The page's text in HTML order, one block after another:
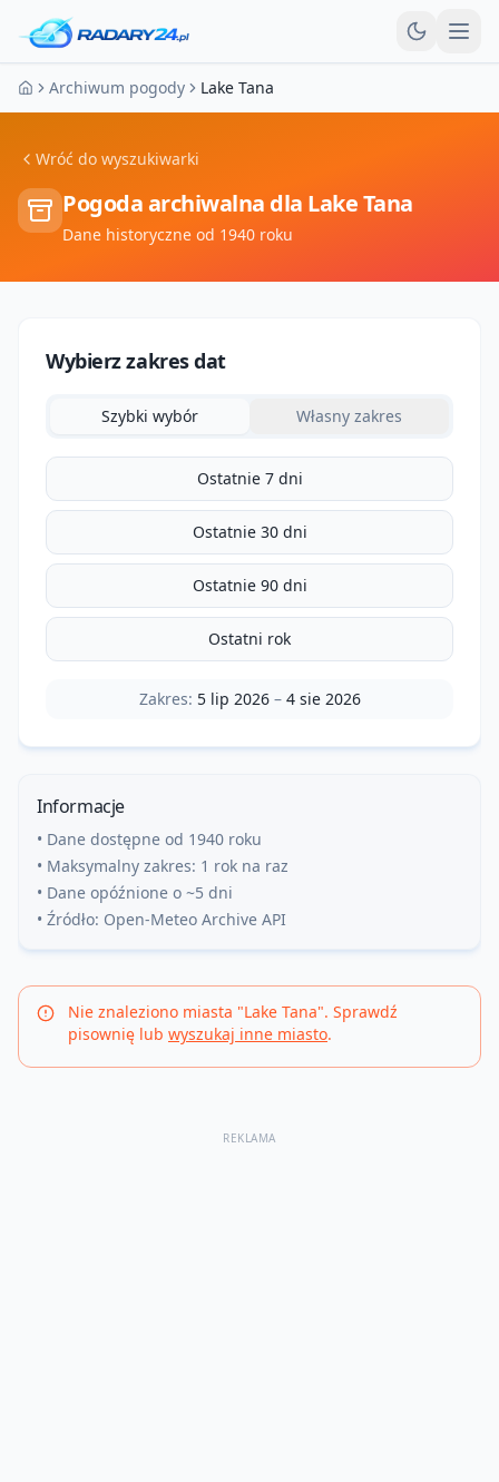
Strona główna
Archiwum pogody Lake Tana
Wróć do wyszukiwarki
Pogoda archiwalna dla Lake Tana
Dane historyczne od 1940 roku
Wybierz zakres dat
Szybki wybór Własny zakres
Ostatnie 7 dni
Ostatnie 30 dni
Ostatnie 90 dni
Ostatni rok
Zakres: 5 lip 2026– 4 sie 2026
Informacje
• Dane dostępne od 1940 roku
• Maksymalny zakres: 1 rok na raz
• Dane opóźnione o ~5 dni
• Źródło: Open-Meteo Archive API
Nie znaleziono miasta "Lake Tana". Sprawdź
pisownię lub wyszukaj inne miasto.
REKLAMA